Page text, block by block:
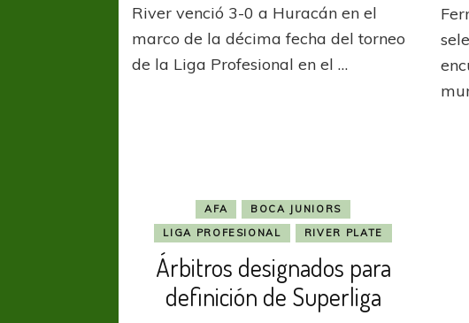
goleó
a
en
River venció 3-0 a Huracán en el
marco de la décima fecha del torneo
de la Liga Profesional en el …
AFA
BOCA JUNIORS
LIGA PROFESIONAL
RIVER PLATE
Árbitros designados para
definición de Superliga